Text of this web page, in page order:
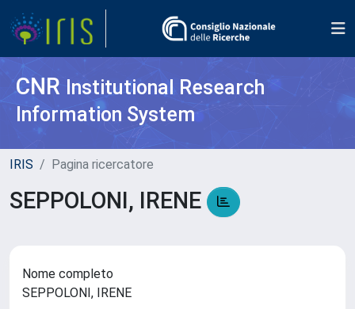
CNR Institutional Research
Information System
IRIS Pagina ricercatore
SEPPOLONI, IRENE
Nome completo
SEPPOLONI, IRENE